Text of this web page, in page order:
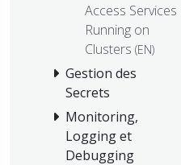
Access Services
Running on
Clusters (EN)
Gestion des
Secrets
Monitoring,
Logging et
Debugging